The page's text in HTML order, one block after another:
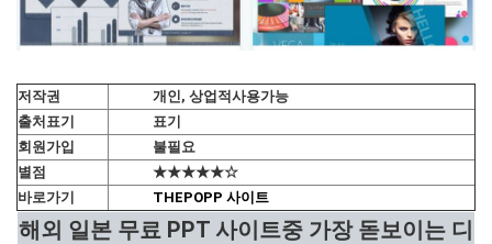
저작권
개인, 상업적사용가능
출처표기
표기
회원가입
불필요
별점
★★★★★☆
바로가기
THEPOPP 사이트
해외 일본 무료 PPT 사이트중 가장 돋보이는 디